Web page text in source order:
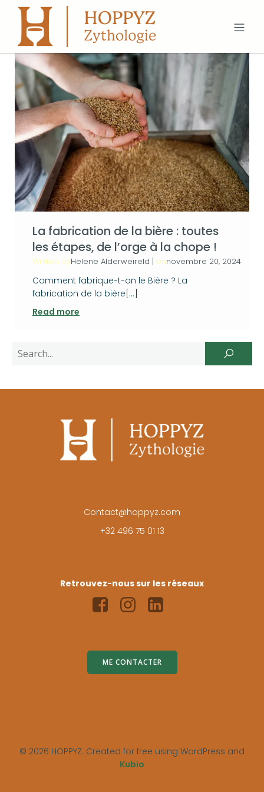
La fabrication de la bière : toutes
les étapes, de l’orge à la chope !
Written byHelene Alderweireld | onnovembre 20, 2024
Comment fabrique-t-on le Bière ? La
fabrication de la bière[…]
Read more
Contact@hoppyz.com
+32 496 75 01 13
Retrouvez-nous sur les réseaux
ME CONTACTER
© 2026 HOPPYZ. Created for free using WordPress and
Kubio